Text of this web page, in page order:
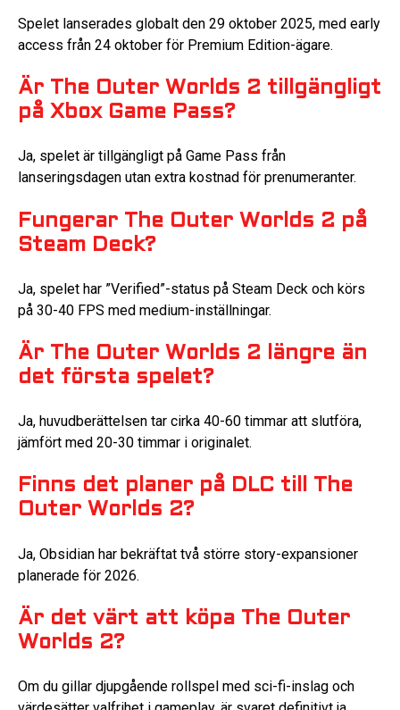
Spelet lanserades globalt den 29 oktober 2025, med early
access från 24 oktober för Premium Edition-ägare.
Är The Outer Worlds 2 tillgängligt
på Xbox Game Pass?
Ja, spelet är tillgängligt på Game Pass från
lanseringsdagen utan extra kostnad för prenumeranter.
Fungerar The Outer Worlds 2 på
Steam Deck?
Ja, spelet har ”Verified”-status på Steam Deck och körs
på 30-40 FPS med medium-inställningar.
Är The Outer Worlds 2 längre än
det första spelet?
Ja, huvudberättelsen tar cirka 40-60 timmar att slutföra,
jämfört med 20-30 timmar i originalet.
Finns det planer på DLC till The
Outer Worlds 2?
Ja, Obsidian har bekräftat två större story-expansioner
planerade för 2026.
Är det värt att köpa The Outer
Worlds 2?
Om du gillar djupgående rollspel med sci-fi-inslag och